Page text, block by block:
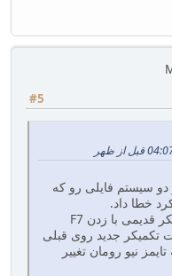
#5
سیستم فایلی رو که
خطا داد.
در ضمن با نصب ورژن جدید، در تکمیکر قدیمی با زدن F7
تکمیکر جدید روی قبلی
نیو رومان تغییر